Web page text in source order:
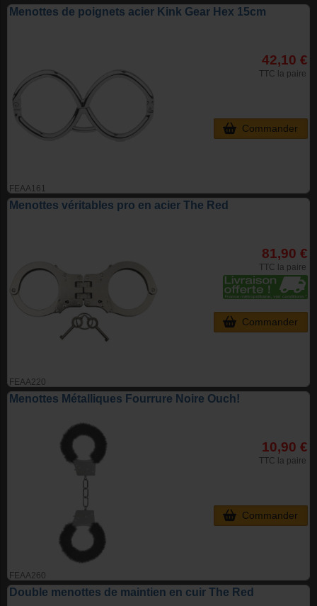
Menottes de poignets acier Kink Gear Hex 15cm
FEAA161
42,10 €
TTC la paire
Commander
Menottes véritables pro en acier The Red
FEAA220
81,90 €
TTC la paire
Commander
Menottes Métalliques Fourrure Noire Ouch!
FEAA260
10,90 €
TTC la paire
Commander
Double menottes de maintien en cuir The Red